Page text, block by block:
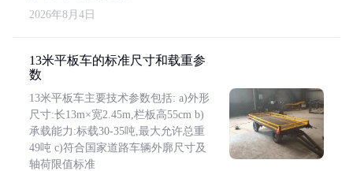
2026年8月4日
13米平板车的标准尺寸和载重参
数
13米平板车主要技术参数包括: a)外形
尺寸:长13m×宽2.45m,栏板高55cm b)
承载能力:标载30-35吨,最大允许总重
49吨 c)符合国家道路车辆外廓尺寸及
轴荷限值标准